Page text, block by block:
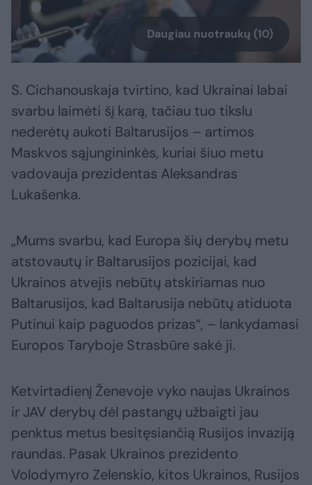
Daugiau nuotraukų (10)
S. Cichanouskaja tvirtino, kad Ukrainai labai
svarbu laimėti šį karą, tačiau tuo tikslu
nederėtų aukoti Baltarusijos – artimos
Maskvos sąjungininkės, kuriai šiuo metu
vadovauja prezidentas Aleksandras
Lukašenka.
„Mums svarbu, kad Europa šių derybų metu
atstovautų ir Baltarusijos pozicijai, kad
Ukrainos atvejis nebūtų atskiriamas nuo
Baltarusijos, kad Baltarusija nebūtų atiduota
Putinui kaip paguodos prizas“, – lankydamasi
Europos Taryboje Strasbūre sakė ji.
Ketvirtadienį Ženevoje vyko naujas Ukrainos
ir JAV derybų dėl pastangų užbaigti jau
penktus metus besitęsiančią Rusijos invaziją
raundas. Pasak Ukrainos prezidento
Volodymyro Zelenskio, kitos Ukrainos, Rusijos